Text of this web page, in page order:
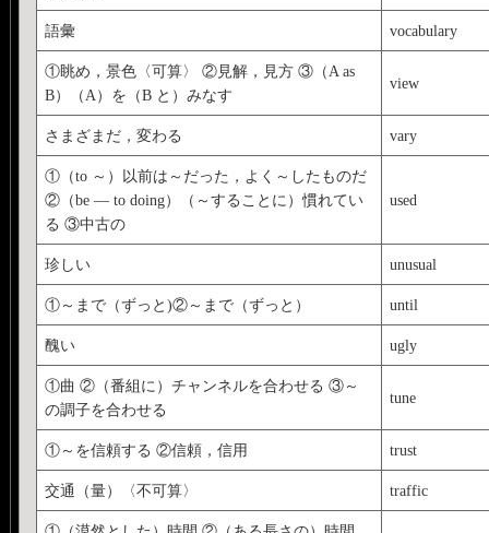
語彙 vocabulary
①眺め，景色〈可算〉 ②見解，見方 ③（A as
B）（A）を（B と）みなす
view
さまざまだ，変わる vary
①（to ～）以前は～だった，よく～したものだ
②（be ― to doing）（～することに）慣れてい
る ③中古の
used
珍しい unusual
①～まで（ずっと)②～まで（ずっと） until
醜い ugly
①曲 ②（番組に）チャンネルを合わせる ③～
の調子を合わせる
tune
①～を信頼する ②信頼，信用 trust
交通（量）〈不可算〉 traffic